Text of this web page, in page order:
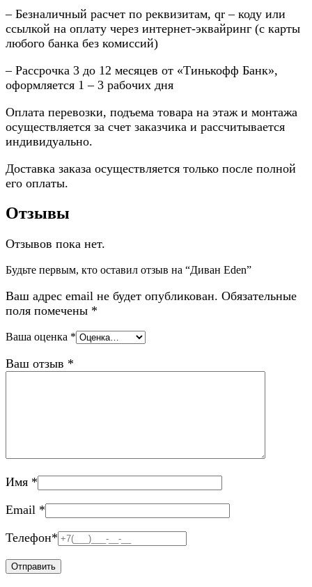
– Безналичный расчет по реквизитам, qr – коду или
ссылкой на оплату через интернет-эквайринг (с карты
любого банка без комиссий)
– Рассрочка 3 до 12 месяцев от «Тинькофф Банк»,
оформляется 1 – 3 рабочих дня
Оплата перевозки, подъема товара на этаж и монтажа
осуществляется за счет заказчика и рассчитывается
индивидуально.
Доставка заказа осуществляется только после полной
его оплаты.
Отзывы
Отзывов пока нет.
Будьте первым, кто оставил отзыв на “Диван Eden”
Ваш адрес email не будет опубликован. Обязательные
поля помечены *
Ваша оценка *
Ваш отзыв *
Имя *
Email *
Телефон*